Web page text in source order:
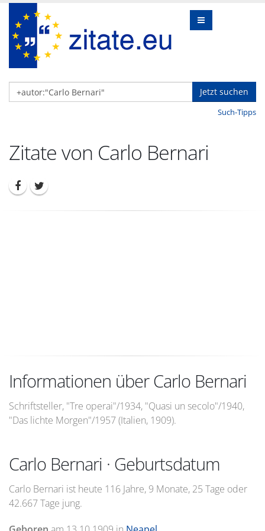
Jetzt suchen
Such-Tipps
Zitate von Carlo Bernari
Informationen über Carlo Bernari
Schriftsteller, "Tre operai"/1934, "Quasi un secolo"/1940,
"Das lichte Morgen"/1957 (Italien, 1909).
Carlo Bernari · Geburtsdatum
Carlo Bernari ist heute 116 Jahre, 9 Monate, 25 Tage oder
42.667 Tage jung.